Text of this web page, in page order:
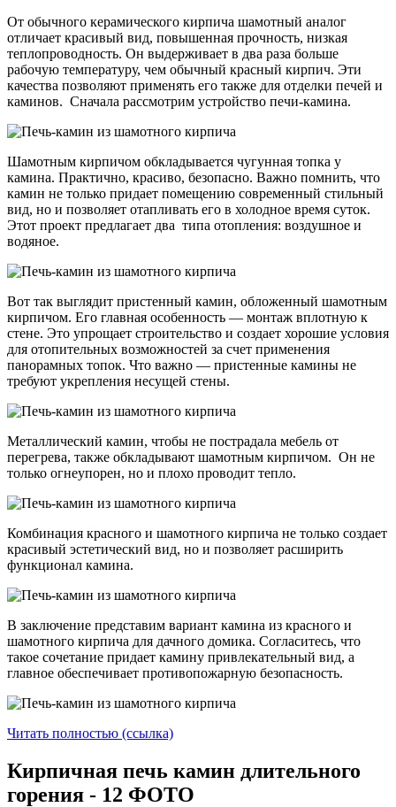
От обычного керамического кирпича шамотный аналог
отличает красивый вид, повышенная прочность, низкая
теплопроводность. Он выдерживает в два раза больше
рабочую температуру, чем обычный красный кирпич. Эти
качества позволяют применять его также для отделки печей и
каминов. Сначала рассмотрим устройство печи-камина.
Шамотным кирпичом обкладывается чугунная топка у
камина. Практично, красиво, безопасно. Важно помнить, что
камин не только придает помещению современный стильный
вид, но и позволяет отапливать его в холодное время суток.
Этот проект предлагает два типа отопления: воздушное и
водяное.
Вот так выглядит пристенный камин, обложенный шамотным
кирпичом. Его главная особенность — монтаж вплотную к
стене. Это упрощает строительство и создает хорошие условия
для отопительных возможностей за счет применения
панорамных топок. Что важно — пристенные камины не
требуют укрепления несущей стены.
Металлический камин, чтобы не пострадала мебель от
перегрева, также обкладывают шамотным кирпичом. Он не
только огнеупорен, но и плохо проводит тепло.
Комбинация красного и шамотного кирпича не только создает
красивый эстетический вид, но и позволяет расширить
функционал камина.
В заключение представим вариант камина из красного и
шамотного кирпича для дачного домика. Согласитесь, что
такое сочетание придает камину привлекательный вид, а
главное обеспечивает противопожарную безопасность.
Читать полностью (ссылка)
Кирпичная печь камин длительного
горения - 12 ФОТО